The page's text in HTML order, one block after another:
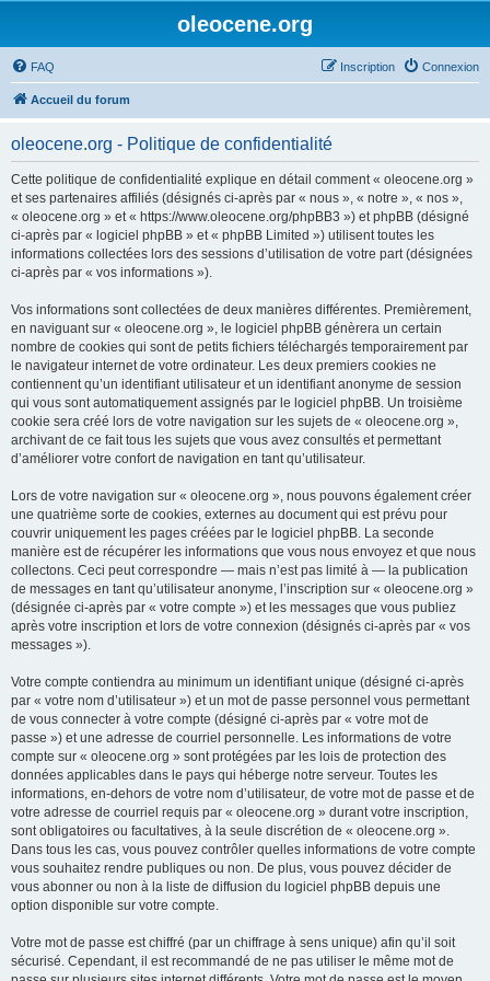
oleocene.org
FAQ Connexion
Inscription
Accueil du forum
oleocene.org - Politique de confidentialité
Cette politique de confidentialité explique en détail comment « oleocene.org »
et ses partenaires affiliés (désignés ci-après par « nous », « notre », « nos »,
« oleocene.org » et « https://www.oleocene.org/phpBB3 ») et phpBB (désigné
ci-après par « logiciel phpBB » et « phpBB Limited ») utilisent toutes les
informations collectées lors des sessions d’utilisation de votre part (désignées
ci-après par « vos informations »).
Vos informations sont collectées de deux manières différentes. Premièrement,
en naviguant sur « oleocene.org », le logiciel phpBB génèrera un certain
nombre de cookies qui sont de petits fichiers téléchargés temporairement par
le navigateur internet de votre ordinateur. Les deux premiers cookies ne
contiennent qu’un identifiant utilisateur et un identifiant anonyme de session
qui vous sont automatiquement assignés par le logiciel phpBB. Un troisième
cookie sera créé lors de votre navigation sur les sujets de « oleocene.org »,
archivant de ce fait tous les sujets que vous avez consultés et permettant
d’améliorer votre confort de navigation en tant qu’utilisateur.
Lors de votre navigation sur « oleocene.org », nous pouvons également créer
une quatrième sorte de cookies, externes au document qui est prévu pour
couvrir uniquement les pages créées par le logiciel phpBB. La seconde
manière est de récupérer les informations que vous nous envoyez et que nous
collectons. Ceci peut correspondre — mais n’est pas limité à — la publication
de messages en tant qu’utilisateur anonyme, l’inscription sur « oleocene.org »
(désignée ci-après par « votre compte ») et les messages que vous publiez
après votre inscription et lors de votre connexion (désignés ci-après par « vos
messages »).
Votre compte contiendra au minimum un identifiant unique (désigné ci-après
par « votre nom d’utilisateur ») et un mot de passe personnel vous permettant
de vous connecter à votre compte (désigné ci-après par « votre mot de
passe ») et une adresse de courriel personnelle. Les informations de votre
compte sur « oleocene.org » sont protégées par les lois de protection des
données applicables dans le pays qui héberge notre serveur. Toutes les
informations, en-dehors de votre nom d’utilisateur, de votre mot de passe et de
votre adresse de courriel requis par « oleocene.org » durant votre inscription,
sont obligatoires ou facultatives, à la seule discrétion de « oleocene.org ».
Dans tous les cas, vous pouvez contrôler quelles informations de votre compte
vous souhaitez rendre publiques ou non. De plus, vous pouvez décider de
vous abonner ou non à la liste de diffusion du logiciel phpBB depuis une
option disponible sur votre compte.
Votre mot de passe est chiffré (par un chiffrage à sens unique) afin qu’il soit
sécurisé. Cependant, il est recommandé de ne pas utiliser le même mot de